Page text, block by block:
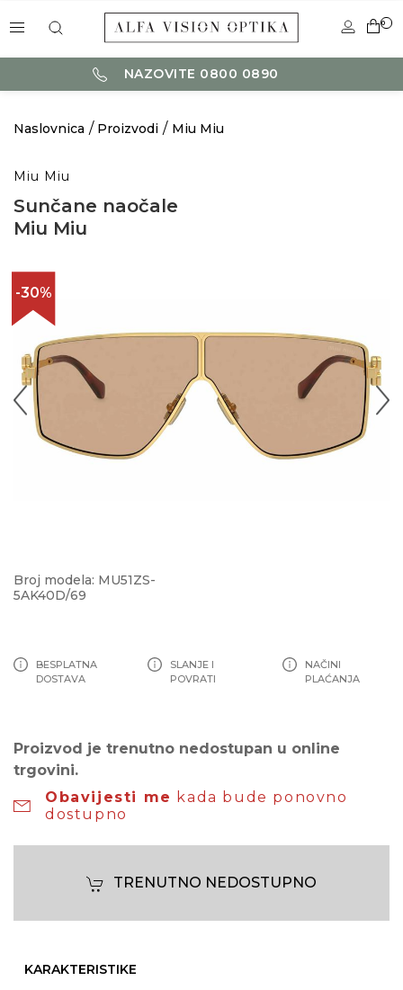
0
NAZOVITE 0800 0890
Naslovnica Proizvodi Miu Miu
Miu Miu
Sunčane naočale
Miu Miu
-30%
Broj modela: MU51ZS-
5AK40D/69
BESPLATNA
DOSTAVA
SLANJE I
POVRATI
NAČINI
PLAĆANJA
Proizvod je trenutno nedostupan u online
trgovini.
Obavijesti me kada bude ponovno
dostupno
TRENUTNO NEDOSTUPNO
KARAKTERISTIKE